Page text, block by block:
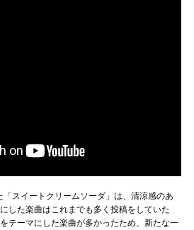
スイートクリームソーダ」は、清涼感のあ
した楽曲はこれまでも多く投稿をしていた
テーマにした楽曲が多かったため、新たな一